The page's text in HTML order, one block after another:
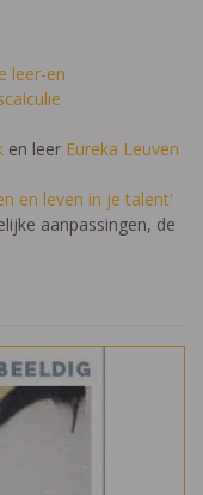
leer-en
en leer Eureka Leuven
en leven in je talent'
aanpassingen, de